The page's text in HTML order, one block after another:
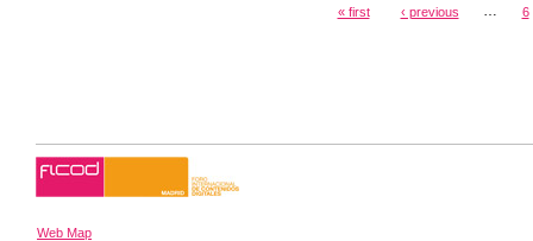
« first ‹ previous … 6
Web Map